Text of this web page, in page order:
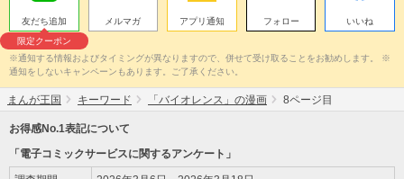
友だち追加
限定クーポン
メルマガ アプリ通知 フォロー いいね
※通知する情報およびタイミングが異なりますので、併せて受け取ることをお勧めします。 ※
通知をしないキャンペーンもあります。ご了承ください。
まんが王国 キーワード 「バイオレンス」の漫画 8ページ目
お得感No.1表記について
「電子コミックサービスに関するアンケート」